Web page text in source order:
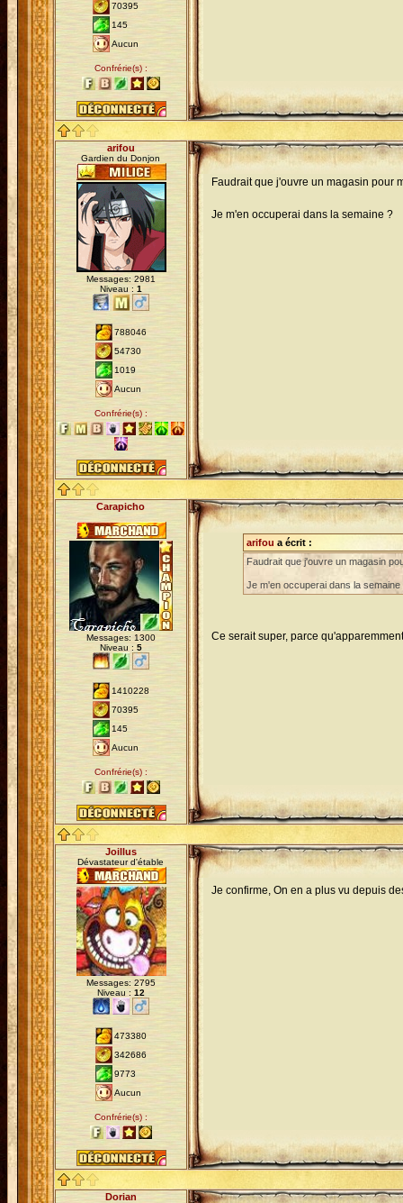
70395
145
Aucun
Confrérie(s) :
arifou
Gardien du Donjon
Messages: 2981
Niveau : 1
788046
54730
1019
Aucun
Confrérie(s) :
Faudrait que j'ouvre un magasin pour
Je m'en occuperai dans la semaine ?
Carapicho
Messages: 1300
Niveau : 5
1410228
70395
145
Aucun
Confrérie(s) :
arifou a écrit :
Faudrait que j'ouvre un magasin
Je m'en occuperai dans la semaine
Ce serait super, parce
Joillus
Dévastateur d'étable
Messages: 2795
Niveau : 12
473380
342686
9773
Aucun
Confrérie(s) :
Je confirme, On en a plus vu depuis
Dorian